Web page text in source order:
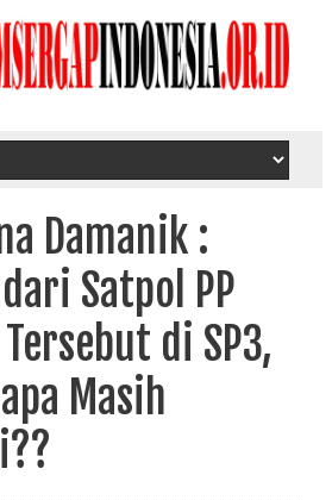
Damanik :
Satpol PP
di SP3,
Masih